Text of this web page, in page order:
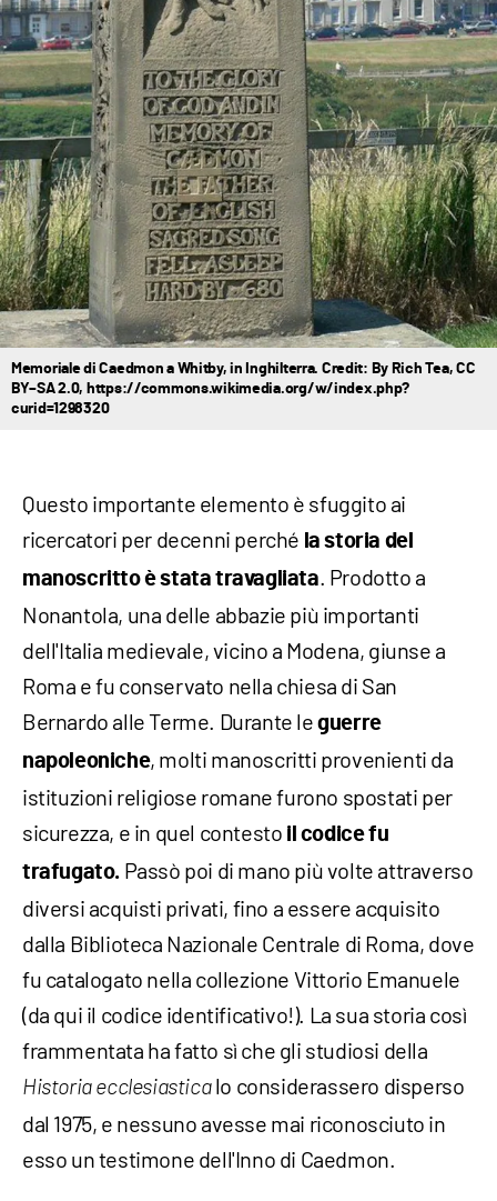
Memoriale di Caedmon a Whitby, in Inghilterra. Credit: By Rich Tea, CC
BY–SA 2.0, https://commons.wikimedia.org/w/index.php?
curid=1298320
Questo importante elemento è sfuggito ai
ricercatori per decenni perché la storia del
manoscritto è stata travagliata. Prodotto a
Nonantola, una delle abbazie più importanti
dell'Italia medievale, vicino a Modena, giunse a
Roma e fu conservato nella chiesa di San
Bernardo alle Terme. Durante leguerre
napoleoniche, molti manoscritti provenienti da
istituzioni religiose romane furono spostati per
sicurezza, e in quel contesto il codice fu
trafugato. Passò poi di mano più volte attraverso
diversi acquisti privati, fino a essere acquisito
dalla Biblioteca Nazionale Centrale di Roma, dove
fu catalogato nella collezione Vittorio Emanuele
(da qui il codice identificativo!). La sua storia così
frammentata ha fatto sì che gli studiosi della
Historia ecclesiasticalo considerassero disperso
dal 1975, e nessuno avesse mai riconosciuto in
esso un testimone dell'Inno di Caedmon.